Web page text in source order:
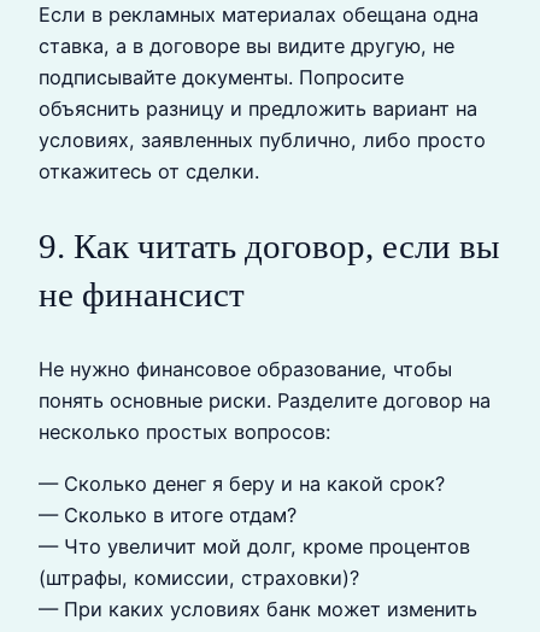
Если в рекламных материалах обещана одна
ставка, а в договоре вы видите другую, не
подписывайте документы. Попросите
объяснить разницу и предложить вариант на
условиях, заявленных публично, либо просто
откажитесь от сделки.
9. Как читать договор, если вы
не финансист
Не нужно финансовое образование, чтобы
понять основные риски. Разделите договор на
несколько простых вопросов:
— Сколько денег я беру и на какой срок?
— Сколько в итоге отдам?
— Что увеличит мой долг, кроме процентов
(штрафы, комиссии, страховки)?
— При каких условиях банк может изменить